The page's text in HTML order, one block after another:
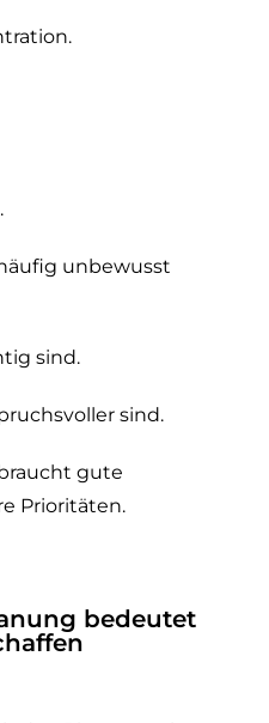
unbewusst
sind.
sind.
gute
Prioritäten.
bedeutet